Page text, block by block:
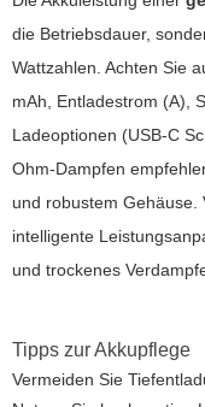
die Betriebsdauer,
Wattzahlen. Achten Sie
mAh, Entladestrom (A),
Ladeoptionen (USB-C
Ohm-Dampfen
und robustem Gehäuse.
intelligente
und trockenes
Tipps zur Akkupflege
Vermeiden Sie